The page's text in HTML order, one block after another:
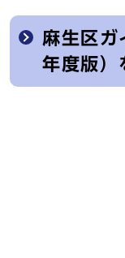
麻生区
年度版）